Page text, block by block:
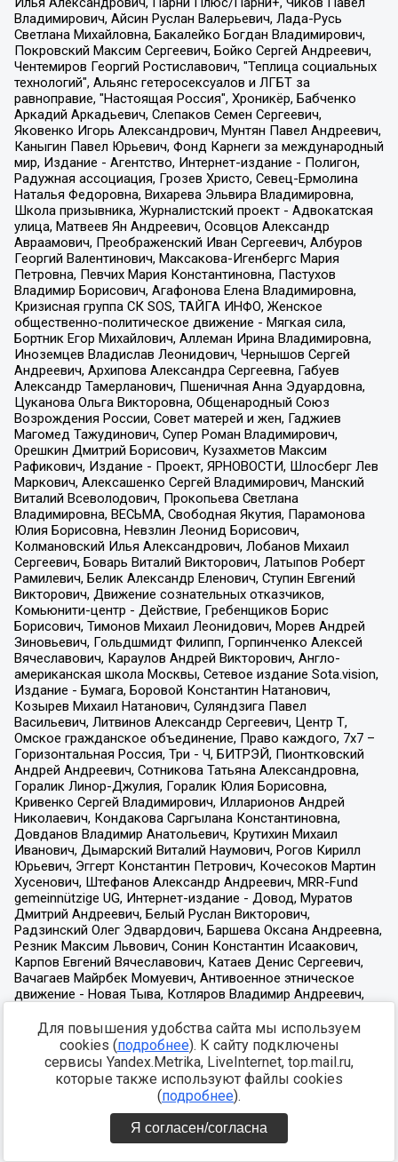
Для повышения удобства сайта мы используем
cookies (подробнее). К сайту подключены
сервисы Yandex.Metrika, LiveInternet, top.mail.ru,
которые также используют файлы cookies
(подробнее).
Я согласен/согласна